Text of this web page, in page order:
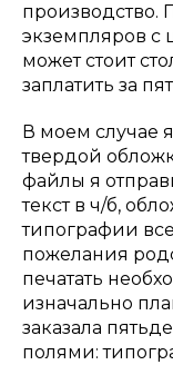
производство.
экземпляров
может стоит
заплатить за
В моем случае
твердой
файлы я
текст в ч/б,
типографии
пожелания
печатать
изначально
заказала
полями: